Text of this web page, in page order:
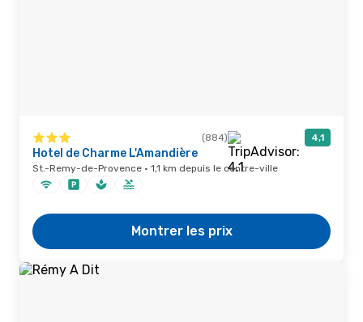
(884) 4,1
Hotel de Charme L'Amandière
St.-Remy-de-Provence · 1,1 km depuis le centre-ville
Montrer les prix